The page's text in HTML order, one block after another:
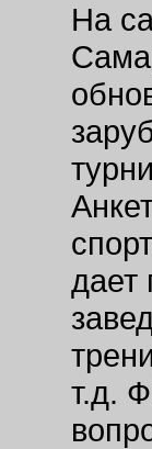
На
дает
т.д.